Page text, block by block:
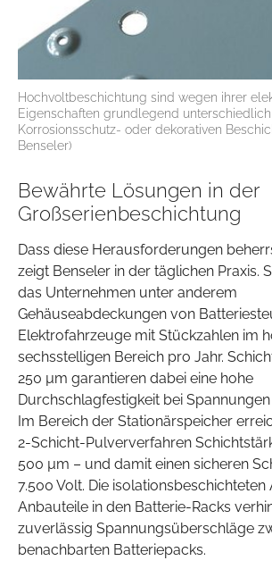
Hochvoltbeschichtung sind wegen ihrer
Eigenschaften grundlegend
Korrosionsschutz- oder dekorativen
Benseler)
Bewährte Lösungen in der
Großserienbeschichtung
Dass diese Herausforderungen
zeigt Benseler in der täglichen Praxis.
das Unternehmen unter anderem
Gehäuseabdeckungen von
Elektrofahrzeuge mit Stückzahlen im
sechsstelligen Bereich pro Jahr.
250 µm garantieren dabei eine hohe
Durchschlagfestigkeit bei Spannungen
Im Bereich der Stationärspeicher
2-Schicht-Pulververfahren
500 µm – und damit einen sicheren
7.500 Volt. Die
Anbauteile in den Batterie-Racks
zuverlässig Spannungsüberschläge
benachbarten Batteriepacks.